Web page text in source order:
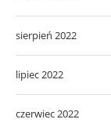
sierpień 2022
lipiec 2022
czerwiec 2022